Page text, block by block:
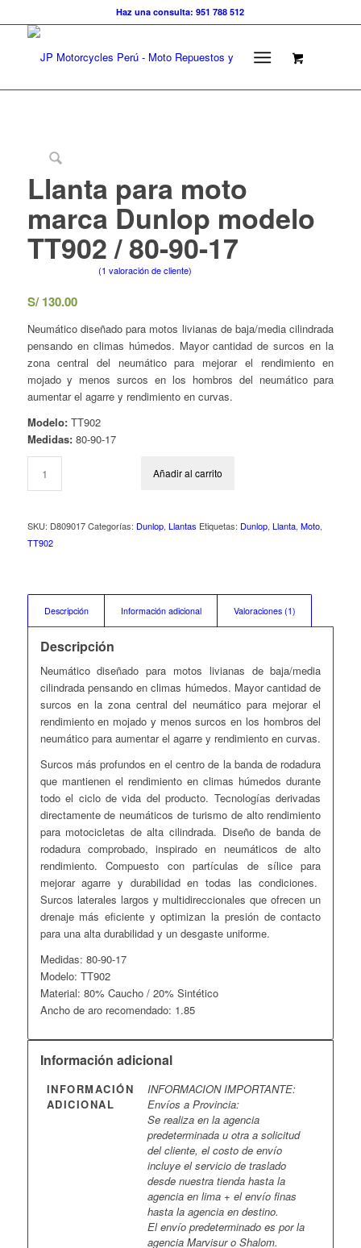
Haz una consulta: 951 788 512
Llanta para moto
marca Dunlop modelo
TT902 / 80-90-17
5.00de 5 en
1
valoración de
un cliente
(1 valoración de cliente)
S/130.00
Neumático diseñado para motos livianas de baja/media cilindrada
pensando en climas húmedos. Mayor cantidad de surcos en la
zona central del neumático para mejorar el rendimiento en
mojado y menos surcos en los hombros del neumático para
aumentar el agarre y rendimiento en curvas.
Modelo:TT902
Medidas:80-90-17
Añadir al carrito
SKU: D809017 Categorías: Dunlop, Llantas Etiquetas: Dunlop, Llanta, Moto,
TT902
Descripción Información adicional Valoraciones (1)
Descripción
Neumático diseñado para motos livianas de baja/media
cilindrada pensando en climas húmedos. Mayor cantidad de
surcos en la zona central del neumático para mejorar el
rendimiento en mojado y menos surcos en los hombros del
neumático para aumentar el agarre y rendimiento en curvas.
Surcos más profundos en el centro de la banda de rodadura
que mantienen el rendimiento en climas húmedos durante
todo el ciclo de vida del producto. Tecnologías derivadas
directamente de neumáticos de turismo de alto rendimiento
para motocicletas de alta cilindrada. Diseño de banda de
rodadura comprobado, inspirado en neumáticos de alto
rendimiento. Compuesto con partículas de sílice para
mejorar agarre y durabilidad en todas las condiciones.
Surcos laterales largos y multidireccionales que ofrecen un
drenaje más eficiente y optimizan la presión de contacto
para una alta durabilidad y un desgaste uniforme.
Medidas: 80-90-17
Modelo: TT902
Material: 80% Caucho / 20% Sintético
Ancho de aro recomendado: 1.85
Información adicional
INFORMACIÓN
ADICIONAL
INFORMACION IMPORTANTE:
Envíos a Provincia:
Se realiza en la agencia
predeterminada u otra a solicitud
del cliente, el costo de envío
incluye el servicio de traslado
desde nuestra tienda hasta la
agencia en lima + el envío finas
hasta la agencia en destino.
El envío predeterminado es por la
agencia Marvisur o Shalom.